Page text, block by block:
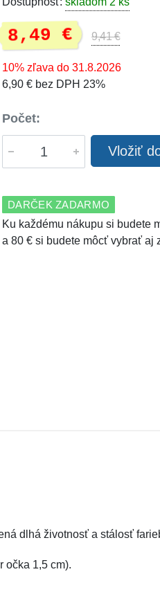
8,49 € 9,41 €
10% zľava do 31.8.2026
6,90 € bez DPH 23%
Počet:
Vložiť
DARČEK ZADARMO
Ku každému nákupu si budete
a 80 € si budete môcť vybrať aj
dlhá životnosť a stálosť
očka 1,5 cm).